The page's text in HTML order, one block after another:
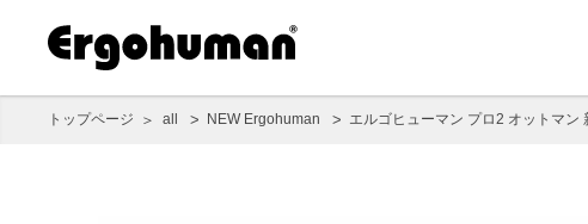
トップページ all NEW Ergohuman エルゴヒューマン プロ2 オットマン